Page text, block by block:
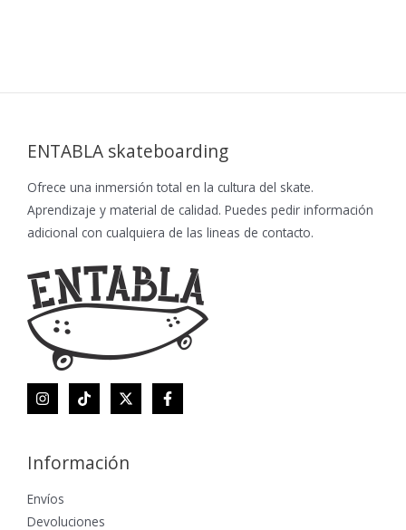
ENTABLA skateboarding
Ofrece una inmersión total en la cultura del skate.
Aprendizaje y material de calidad. Puedes pedir información
adicional con cualquiera de las lineas de contacto.
Información
Envíos
Devoluciones